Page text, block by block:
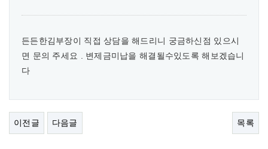
든든한김부장이 직접 상담을 해드리니 궁금하신점 있으시
면 문의 주세요 . 변제금미납을 해결될수있도록 해보겠습니
다
이전글 다음글 목록